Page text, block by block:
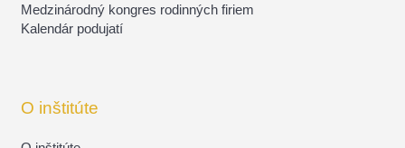
Medzinárodný kongres rodinných firiem
Kalendár podujatí
O inštitúte